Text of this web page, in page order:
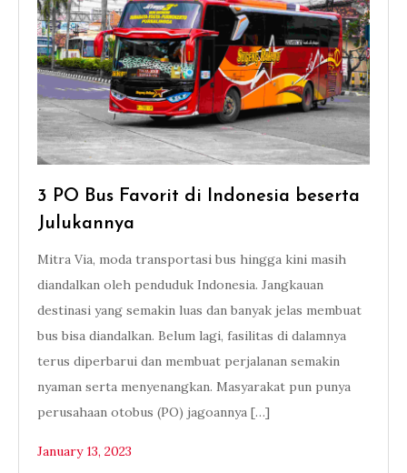
3 PO Bus Favorit di Indonesia beserta
Julukannya
Mitra Via, moda transportasi bus hingga kini masih
diandalkan oleh penduduk Indonesia. Jangkauan
destinasi yang semakin luas dan banyak jelas membuat
bus bisa diandalkan. Belum lagi, fasilitas di dalamnya
terus diperbarui dan membuat perjalanan semakin
nyaman serta menyenangkan. Masyarakat pun punya
perusahaan otobus (PO) jagoannya […]
January 13, 2023